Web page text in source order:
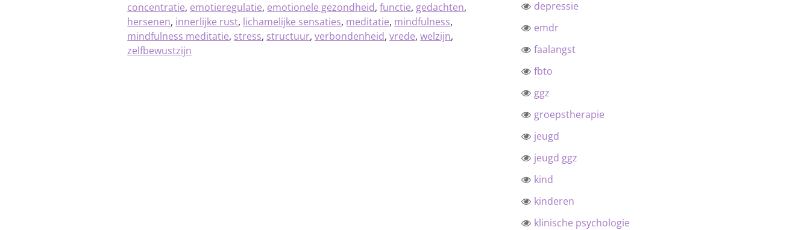
concentratie, emotieregulatie, emotionele gezondheid,functie, gedachten,
hersenen, innerlijke rust, lichamelijke sensaties, meditatie, mindfulness,
mindfulness meditatie, stress, structuur,verbondenheid,vrede,welzijn,
zelfbewustzijn
depressie
emdr
faalangst
fbto
ggz
groepstherapie
jeugd
jeugd ggz
kind
kinderen
klinische psychologie